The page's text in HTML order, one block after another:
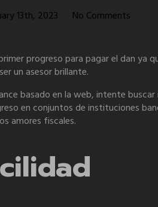
13th, 2023 No Comments
progreso para pagar el dan ya
un asesor brillante.
basado en la web, intente
en conjuntos de instituciones
amores fiscales.